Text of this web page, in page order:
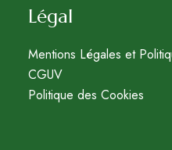
Légal
Mentions Légales et
CGUV
Politique des Cookies